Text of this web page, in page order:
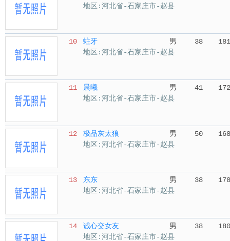
地区:河北省-石家庄市-赵县
10 蛀牙 男 38
181
地区:河北省-石家庄市-赵县
11 晨曦 男 41
172
地区:河北省-石家庄市-赵县
12 极品灰太狼 男 50
168
地区:河北省-石家庄市-赵县
13 东东 男 38
178
地区:河北省-石家庄市-赵县
14 诚心交女友 男 38
180
地区:河北省-石家庄市-赵县